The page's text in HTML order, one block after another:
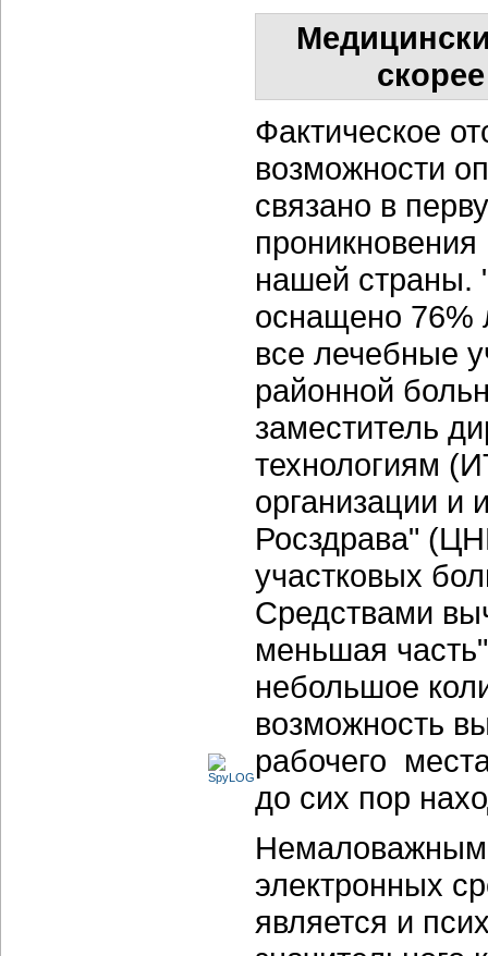
Фактическое
возможности
связано в
нашей страны.
оснащено 76%
все лечебные
районной
заместитель
технологиям
организации и
Росздрава"
участковых
Средствами
меньшая
небольшое
возможность
рабочего
до сих пор
Немаловажным
электронных
является и